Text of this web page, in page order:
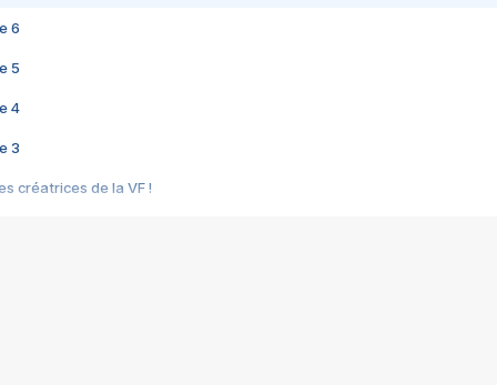
6
5
4
3
créatrices de la VF !